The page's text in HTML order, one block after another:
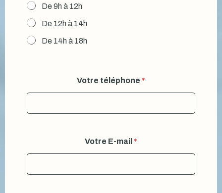
De 9h à 12h
De 12h à 14h
De 14h à 18h
Votre téléphone *
Votre E-mail *